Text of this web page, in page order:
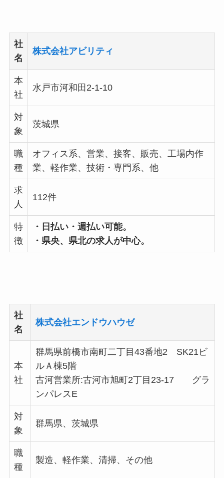
社
名
株式会社アビリティ
本
社
水戸市河和田2-1-10
対
象
茨城県
職
種
オフィス系、営業、接客、販売、工場内作
業、軽作業、技術・専門系、他
求
人
112件
特
徴
・日払い・週払い可能。
・県央、県北の求人が中心。
社
名
株式会社エンドウハウゼ
本
社
群馬県前橋市南町二丁目43番地2 SK21ビ
ルＡ棟5階
古河営業所:古河市旭町2丁目23-17 グラ
ンパレスE
対
象
群馬県、茨城県
職
種
製造、軽作業、清掃、その他